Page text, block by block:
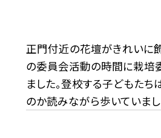
正門付近の花壇がきれいに
の委員会活動の時間に栽培
ました。登校する子どもたち
のか読みながら歩いていまし